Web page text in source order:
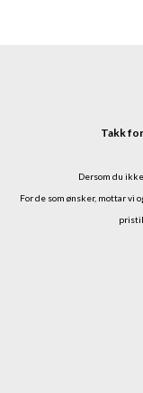
Takk
Dersom du
For de som ønsker, mottar vi